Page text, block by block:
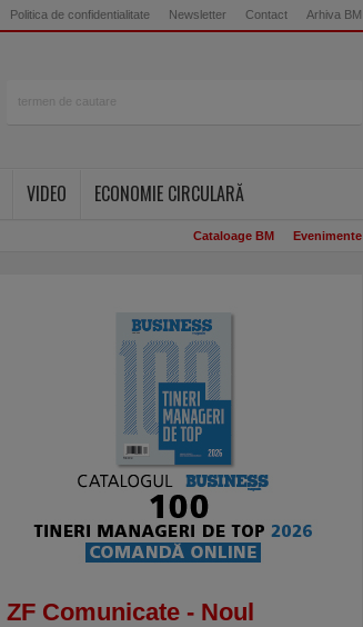
Politica de confidentialitate Newsletter Contact Arhiva BM
VIDEO
ECONOMIE CIRCULARĂ
Cataloage BM Evenimente
ZF Comunicate - Noul